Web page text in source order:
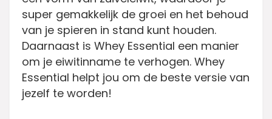
super gemakkelijk de groei en het behoud
van je spieren in stand kunt houden.
Daarnaast is Whey Essential een manier
om je eiwitinname te verhogen. Whey
Essential helpt jou om de beste versie van
jezelf te worden!